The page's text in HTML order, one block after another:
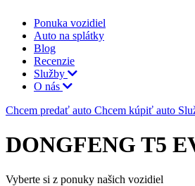
Ponuka vozidiel
Auto na splátky
Blog
Recenzie
Služby
O nás
Chcem predať auto Chcem kúpiť auto
DONGFENG T5
Vyberte si z ponuky našich vozidiel